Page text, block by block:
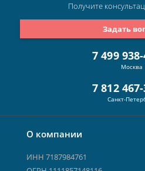
О компании
ИНН 7187984761
7 499
Москва
7 812
Санкт-
Задать
Получите